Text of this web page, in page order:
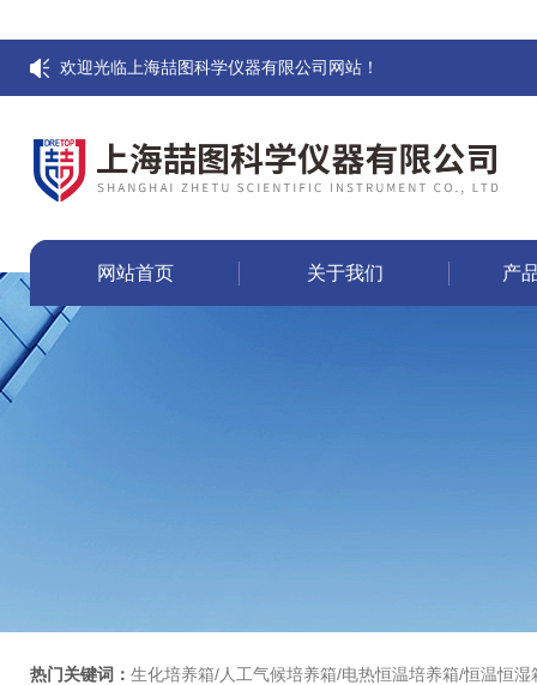
欢迎光临上海喆图科学仪器有限公司网站！
网站首页 关于我们 产
热门关键词： 生化培养箱/人工气候培养箱/电热恒温培养箱/恒温恒湿箱/光照培养箱/二氧化碳培养箱